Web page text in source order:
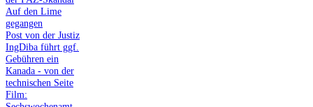
Auf den Lime
gegangen
Post von der Justiz
IngDiba führt ggf.
Gebühren ein
Kanada - von der
technischen Seite
Film: